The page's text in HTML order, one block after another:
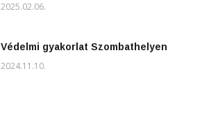
2025.02.06.
Védelmi gyakorlat Szombathelyen
2024.11.10.